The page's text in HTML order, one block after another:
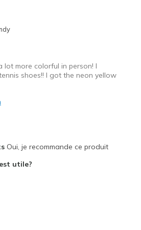
Really Into Shoes
lot more colorful in person! I
shoes!! I got the neon yellow
Oui, je recommande ce produit
utile?